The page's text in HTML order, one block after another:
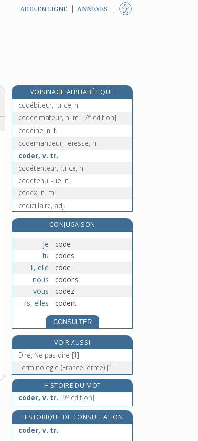
AIDE EN LIGNE ANNEXES
VOISINAGE ALPHABÉTIQUE
code-barres, n. m.
codébiteur, -trice, n.
codécimateur, n. m. [7e édition]
codéine, n. f.
codemandeur, -eresse, n.
coder, v. tr.
codétenteur, -trice, n.
codétenu, -ue, n.
codex, n. m.
codicillaire, adj.
codicille, n. m.
codification, n. f.
codifier, v. tr.
codille, n. m.[7eédition]
codirecteur, -trice, n.
CONJUGAISON
je
code
tu
codes
il, elle
code
nous
codons
vous
codez
ils, elles
codent
CONSULTER
VOIR AUSSI
Dire, Ne pas dire [1]
Terminologie (FranceTerme) [1]
HISTOIRE DU MOT
coder, v. tr. [9e édition]
HISTORIQUE DE CONSULTATION
coder, v. tr.